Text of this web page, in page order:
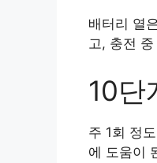
배터리 열
고, 충전
10단
주 1회 정
에 도움이